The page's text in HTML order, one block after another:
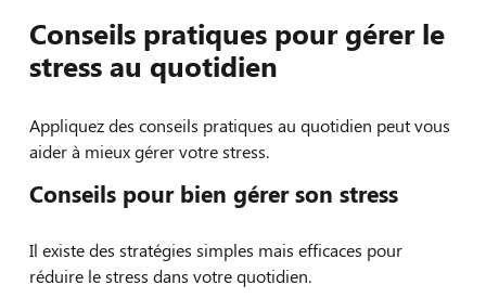
Conseils pratiques pour gérer le
stress au quotidien
Appliquez des conseils pratiques au quotidien peut vous
aider à mieux gérer votre stress.
Conseils pour bien gérer son stress
Il existe des stratégies simples mais efficaces pour
réduire le stress dans votre quotidien.